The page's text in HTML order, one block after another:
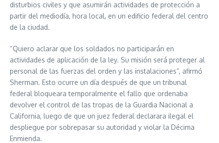
disturbios civiles y que asumirán actividades de protección a
partir del mediodía, hora local, en un edificio federal del centro
de la ciudad.
“Quiero aclarar que los soldados no participarán en
actividades de aplicación de la ley. Su misión será proteger al
personal de las fuerzas del orden y las instalaciones”, afirmó
Sherman. Esto ocurre un día después de que un tribunal
federal bloqueara temporalmente el fallo que ordenaba
devolver el control de las tropas de la Guardia Nacional a
California, luego de que un juez federal declarara ilegal el
despliegue por sobrepasar su autoridad y violar la Décima
Enmienda.